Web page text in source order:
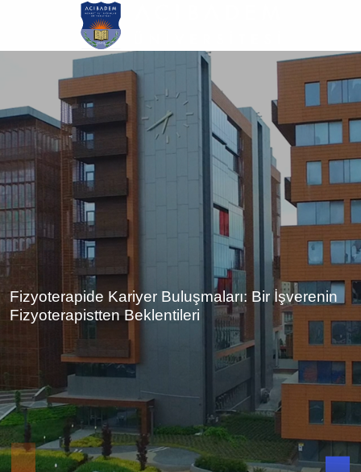
atla
Fizyoterapide Kariyer Buluşmaları: Bir İşverenin
Fizyoterapistten Beklentileri